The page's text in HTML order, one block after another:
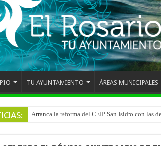
TU AYUNTAMIENTO ÁREAS MUNICIPALES
Arranca la reforma del CEIP San Isidro con las